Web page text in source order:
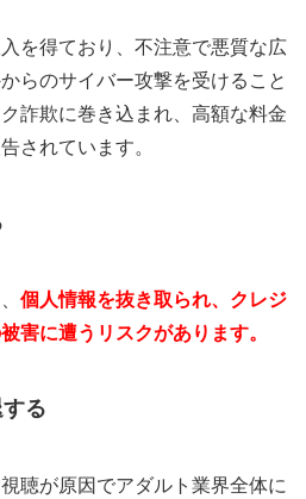
を得ており、不注意で悪質な広
らのサイバー攻撃を受けること
詐欺に巻き込まれ、高額な料金
されています。
個人情報を抜き取られ、クレジ
害に遭うリスクがあります。
る
聴が原因でアダルト業界全体に